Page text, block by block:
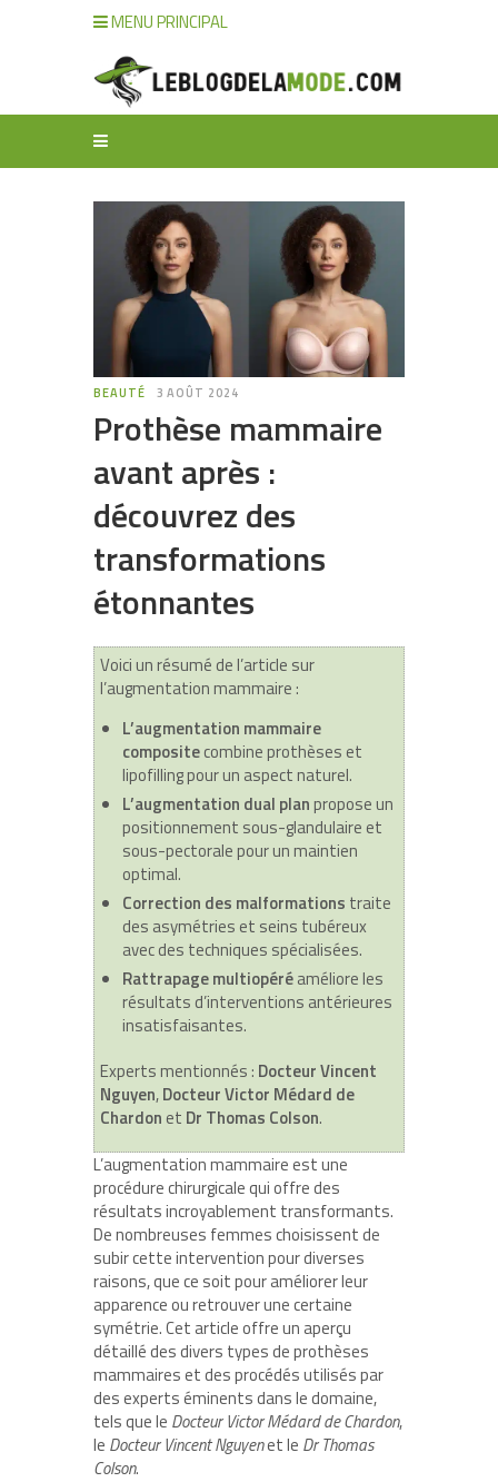
MENU PRINCIPAL
BEAUTÉ 3 AOÛT 2024
Prothèse mammaire
avant après :
découvrez des
transformations
étonnantes
Voici un résumé de l’article sur
l’augmentation mammaire :
L’augmentation mammaire
compositecombine prothèses et
lipofilling pour un aspect naturel.
L’augmentation dual planpropose un
positionnement sous-glandulaire et
sous-pectorale pour un maintien
optimal.
Correction des malformations traite
des asymétries et seins tubéreux
avec des techniques spécialisées.
Rattrapage multiopéréaméliore les
résultats d’interventions antérieures
insatisfaisantes.
Experts mentionnés : Docteur Vincent
Nguyen,Docteur Victor Médard de
Chardon et Dr Thomas Colson.
L’augmentation mammaire est une
procédure chirurgicale qui offre des
résultats incroyablement transformants.
De nombreuses femmes choisissent de
subir cette intervention pour diverses
raisons, que ce soit pour améliorer leur
apparence ou retrouver une certaine
symétrie. Cet article offre un aperçu
détaillé des divers types de prothèses
mammaires et des procédés utilisés par
des experts éminents dans le domaine,
tels que le Docteur Victor Médard de Chardon,
le Docteur Vincent Nguyenet le Dr Thomas
Colson.